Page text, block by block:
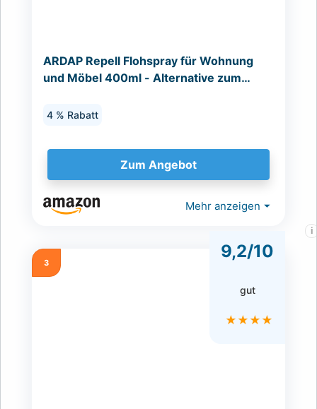
ARDAP Repell Flohspray für Wohnung
und Möbel 400ml - Alternative zum
4 % Rabatt
Zum Angebot
Mehr anzeigen ⏷
3
9,2/10
i
gut
★★★★